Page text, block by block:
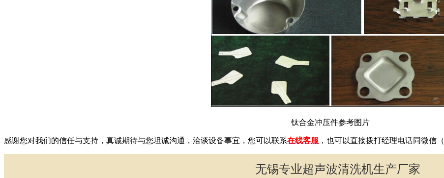
钛合金冲压件参考图片
感谢您对我们的信任与支持，真诚期待与您坦诚沟通，洽谈设备事宜，您可以联系在线客服 ，也可以直接拨打经理电话同微信（
无锡专业超声波清洗机生产厂家